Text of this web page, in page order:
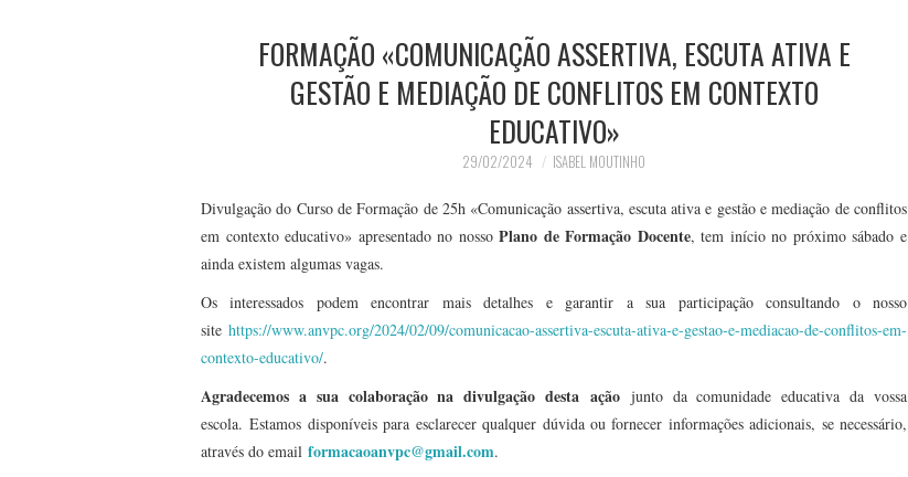
FORMAÇÃO «COMUNICAÇÃO ASSERTIVA, ESCUTA ATIVA E
GESTÃO E MEDIAÇÃO DE CONFLITOS EM CONTEXTO
EDUCATIVO»
29/02/2024 ISABEL MOUTINHO
Divulgação do Curso de Formação de 25h «Comunicação assertiva, escuta ativa e gestão e mediação de conflitos
em contexto educativo» apresentado no nossoPlano de Formação Docente, tem início no próximo sábado e
ainda existem algumas vagas.
Os interessados podem encontrar mais detalhes e garantir a sua participação consultando o nosso
site https://www.anvpc.org/2024/02/09/comunicacao-assertiva-escuta-ativa-e-gestao-e-mediacao-de-conflitos-em-
contexto-educativo/.
Agradecemos a sua colaboração na divulgação desta ação junto da comunidade educativa da vossa
escola. Estamos disponíveis para esclarecer qualquer dúvida ou fornecer informações adicionais, se necessário,
através do email formacaoanvpc@gmail.com.